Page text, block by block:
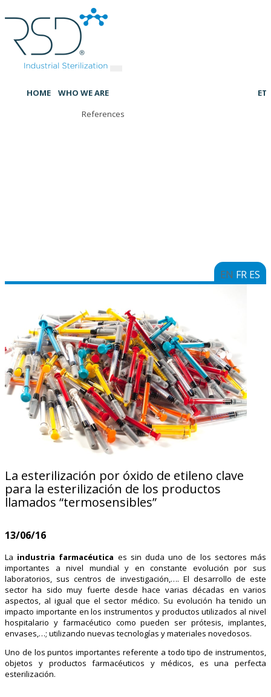
HOME
WHO WE ARE
References
EN FR ES
La esterilización por óxido de etileno clave
para la esterilización de los productos
llamados “termosensibles”
13/06/16
La industria farmacéutica es sin duda uno de los sectores más
importantes a nivel mundial y en constante evolución por sus
laboratorios, sus centros de investigación,…. El desarrollo de este
sector ha sido muy fuerte desde hace varias décadas en varios
aspectos, al igual que el sector médico. Su evolución ha tenido un
impacto importante en los instrumentos y productos utilizados al nivel
hospitalario y farmacéutico como pueden ser prótesis, implantes,
envases,…; utilizando nuevas tecnologías y materiales novedosos.
Uno de los puntos importantes referente a todo tipo de instrumentos,
objetos y productos farmacéuticos y médicos, es una perfecta
esterilización.